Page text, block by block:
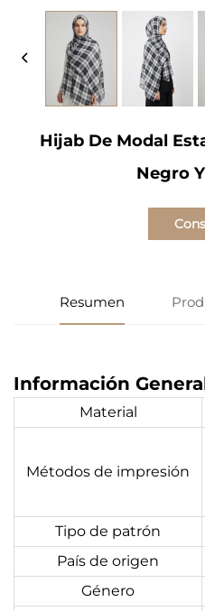
Hijab De Modal
Negro
Resumen
Información
Material
Métodos de impresión
Tipo de patrón
País de origen
Género